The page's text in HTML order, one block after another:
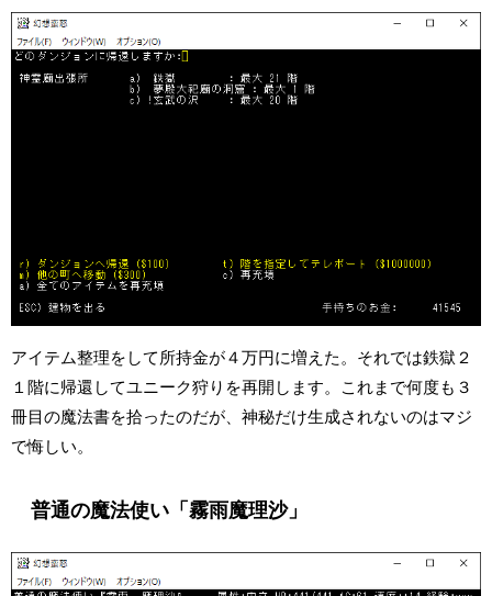
アイテム整理をして所持金が４万円に増えた。それでは鉄獄２
１階に帰還してユニーク狩りを再開します。これまで何度も３
冊目の魔法書を拾ったのだが、神秘だけ生成されないのはマジ
で悔しい。
普通の魔法使い「霧雨魔理沙」